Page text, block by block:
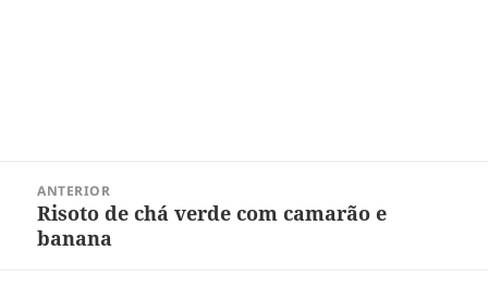
ANTERIOR
Post
anterior:
Risoto de chá verde com camarão e
banana